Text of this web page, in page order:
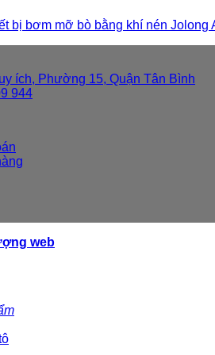
bị bơm mỡ bò bằng khí nén Jolong
ích, Phường 15, Quận Tân Bình
944
web